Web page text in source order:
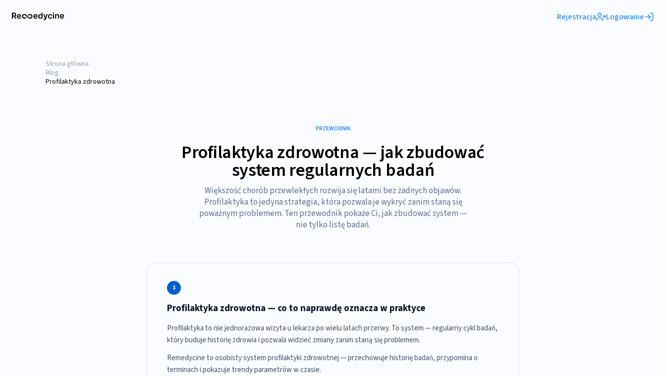
Rejestracja Logowanie
Strona główna
Blog
Profilaktyka zdrowotna
PRZEWODNIK
Profilaktyka zdrowotna — jak zbudować
system regularnych badań
Większość chorób przewlekłych rozwija się latami bez żadnych objawów.
Profilaktyka to jedyna strategia, która pozwala je wykryć zanim staną się
poważnym problemem. Ten przewodnik pokaże Ci, jak zbudować system —
nie tylko listę badań.
1
Profilaktyka zdrowotna — co to naprawdę oznacza w praktyce
Profilaktyka to nie jednorazowa wizyta u lekarza po wielu latach przerwy. To system — regularny cykl badań,
który buduje historię zdrowia i pozwala widzieć zmiany zanim staną się problemem.
Remedycine to osobisty system profilaktyki zdrowotnej — przechowuje historię badań, przypomina o
terminach i pokazuje trendy parametrów w czasie.